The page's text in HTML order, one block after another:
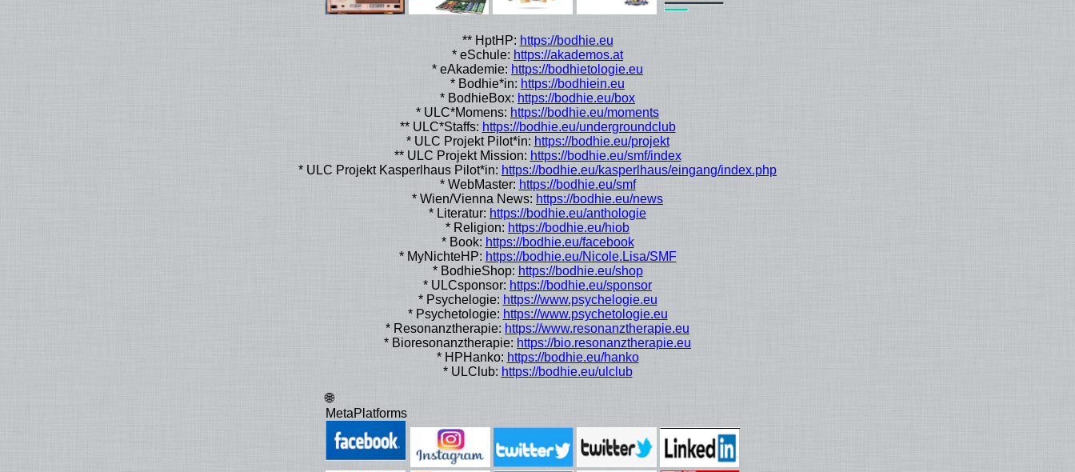
** HptHP: https://bodhie.eu
* eSchule: https://akademos.at
* eAkademie: https://bodhietologie.eu
* Bodhie*in: https://bodhiein.eu
* BodhieBox: https://bodhie.eu/box
* ULC*Momens: https://bodhie.eu/moments
** ULC*Staffs: https://bodhie.eu/undergroundclub
* ULC Projekt Pilot*in: https://bodhie.eu/projekt
** ULC Projekt Mission: https://bodhie.eu/smf/index
* ULC Projekt Kasperlhaus Pilot*in: https://bodhie.eu/kasperlhaus/eingang/index.php
* WebMaster: https://bodhie.eu/smf
* Wien/Vienna News: https://bodhie.eu/news
* Literatur: https://bodhie.eu/anthologie
* Religion: https://bodhie.eu/hiob
* Book: https://bodhie.eu/facebook
* MyNichteHP: https://bodhie.eu/Nicole.Lisa/SMF
* BodhieShop: https://bodhie.eu/shop
* ULCsponsor: https://bodhie.eu/sponsor
* Psychelogie: https://www.psychelogie.eu
* Psychetologie: https://www.psychetologie.eu
* Resonanztherapie: https://www.resonanztherapie.eu
* Bioresonanztherapie: https://bio.resonanztherapie.eu
* HPHanko: https://bodhie.eu/hanko
* ULClub: https://bodhie.eu/ulclub
🌐
MetaPlatforms